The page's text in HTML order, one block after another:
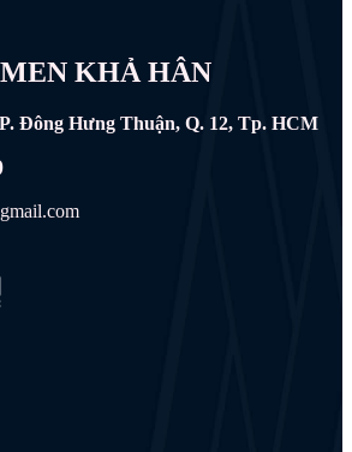
KHẢ HÂN
Đông Hưng Thuận, Q. 12, Tp. HCM